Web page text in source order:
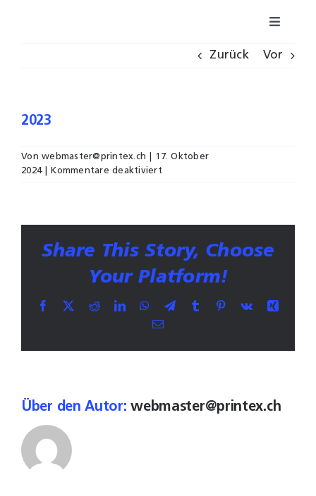
Toggle
Referenzen
Zurück Vor
2023
Vonwebmaster@printex.ch
17. Oktober
2024
Kommentare deaktiviertfür
Share This Story, Choose
Your Platform!
Facebook RedditLinkedInWhatsApp
TelegramTumblr Pinterest
Vk
Xing
E-
Über den Autor:webmaster@printex.ch